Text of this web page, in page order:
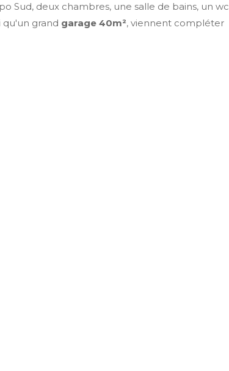
Sud, deux chambres, une salle de bains, un wc
qu'un grand garage 40m², viennent compléter